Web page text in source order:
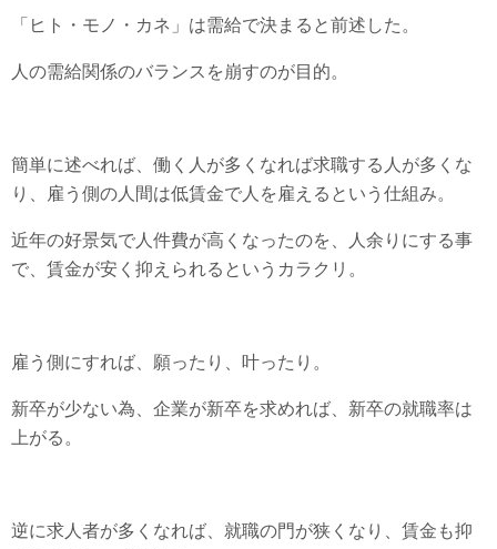
「ヒト・モノ・カネ」は需給で決まると前述した。
人の需給関係のバランスを崩すのが目的。
簡単に述べれば、働く人が多くなれば求職する人が多くな
り、雇う側の人間は低賃金で人を雇えるという仕組み。
近年の好景気で人件費が高くなったのを、人余りにする事
で、賃金が安く抑えられるというカラクリ。
雇う側にすれば、願ったり、叶ったり。
新卒が少ない為、企業が新卒を求めれば、新卒の就職率は
上がる。
逆に求人者が多くなれば、就職の門が狭くなり、賃金も抑